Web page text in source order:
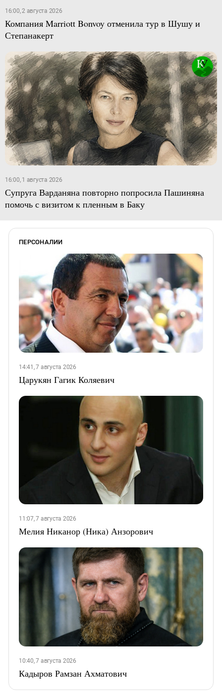
16:00, 2 августа 2026
Компания Marriott Bonvoy отменила тур в Шушу и
Степанакерт
16:00, 1 августа 2026
Супруга Варданяна повторно попросила Пашиняна
помочь с визитом к пленным в Баку
ПЕРСОНАЛИИ
14:41, 7 августа 2026
Царукян Гагик Коляевич
11:07, 7 августа 2026
Мелия Никанор (Ника) Анзорович
10:40, 7 августа 2026
Кадыров Рамзан Ахматович